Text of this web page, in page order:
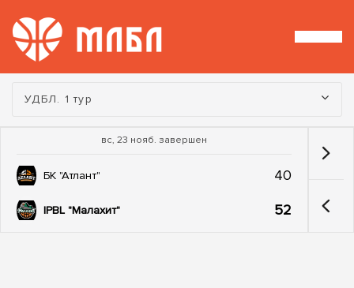
Турнир:
УДБЛ. 1 тур
вс, 23 нояб. завершен
БК "Атлант" 40
IPBL "Малахит" 52